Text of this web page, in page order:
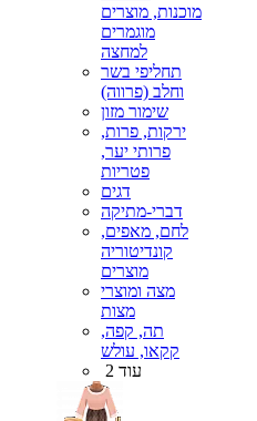
מוכנות, מוצרים
מוגמרים
למחצה
תחליפי בשר
וחלב (פרווה)
שימור מזון
ירקות, פרות,
פרותי יער,
פטריות
דגים
דברי-מתיקה
לחם, מאפים,
קונדיטוריה
מוצרים
מצה ומוצרי
מצות
תה, קפה,
קקאו, עולש
עוד 2